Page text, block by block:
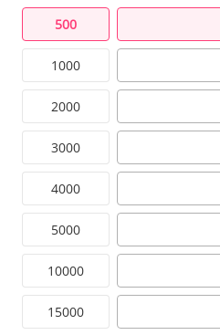
500
1000
2000
3000
4000
5000
10000
15000